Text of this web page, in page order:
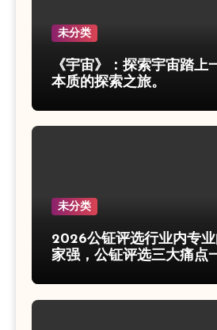
未分类
《宇宙》：探索宇宙踏上
本质的探索之旅。
未分类
2026公钲评选行业内专
家强，公钲评选三大痛点